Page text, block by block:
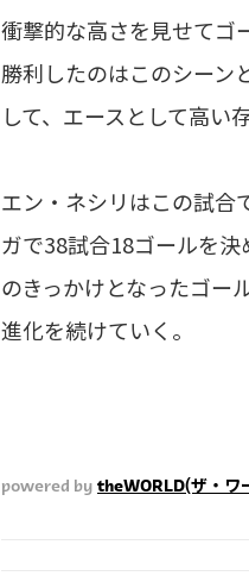
衝撃的な高さを見せてゴ
勝利したのはこのシーン
して、エースとして高い
エン・ネシリはこの試合
ガで38試合18ゴールを
のきっかけとなったゴー
進化を続けていく。
powered by theWORLD(ザ・ワ